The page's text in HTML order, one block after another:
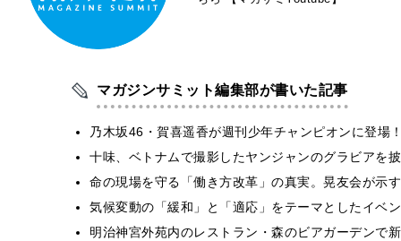
マガジンサミット編集部が書いた記事
乃木坂46・賀喜遥香が週刊少年チャンピオンに登
十味、ベトナムで撮影したヤンジャンのグラビアを
命の現場を守る「働き方改革」の真実。晃友会が示
気候変動の「緩和」と「適応」をテーマとしたイベ
明治神宮外苑内のレストラン・森のビアガーデンで